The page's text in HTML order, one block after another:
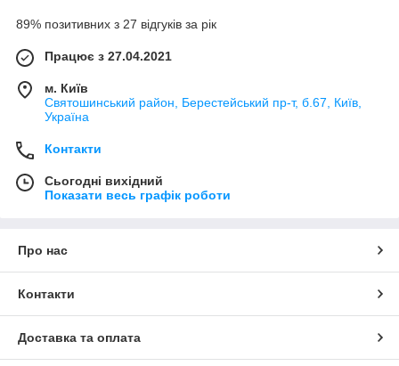
89% позитивних з 27 відгуків за рік
Працює з 27.04.2021
м. Київ
Святошинський район, Берестейський пр-т, б.67, Київ,
Україна
Контакти
Сьогодні вихідний
Показати весь графік роботи
Про нас
Контакти
Доставка та оплата